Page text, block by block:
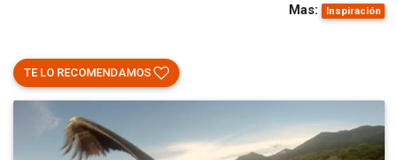
Mas: Inspiración
TE LO RECOMENDAMOS